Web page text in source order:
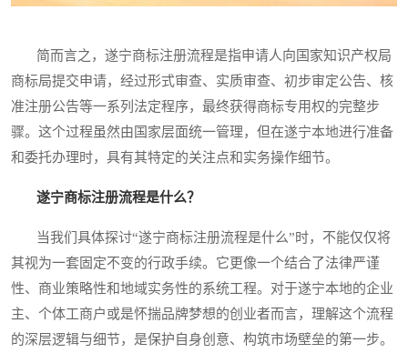
简而言之，遂宁商标注册流程是指申请人向国家知识产权局
商标局提交申请，经过形式审查、实质审查、初步审定公告、核
准注册公告等一系列法定程序，最终获得商标专用权的完整步
骤。这个过程虽然由国家层面统一管理，但在遂宁本地进行准备
和委托办理时，具有其特定的关注点和实务操作细节。
遂宁商标注册流程是什么？
当我们具体探讨“遂宁商标注册流程是什么”时，不能仅仅将
其视为一套固定不变的行政手续。它更像一个结合了法律严谨
性、商业策略性和地域实务性的系统工程。对于遂宁本地的企业
主、个体工商户或是怀揣品牌梦想的创业者而言，理解这个流程
的深层逻辑与细节，是保护自身创意、构筑市场壁垒的第一步。